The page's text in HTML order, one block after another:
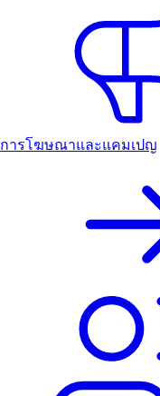
การโฆษณาและแคมเปญ